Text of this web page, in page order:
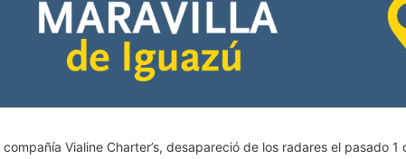
Vialine Charter’s, desapareció de los radares el pasado